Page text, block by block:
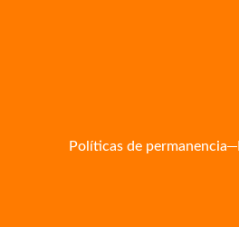
Políticas de permanencia